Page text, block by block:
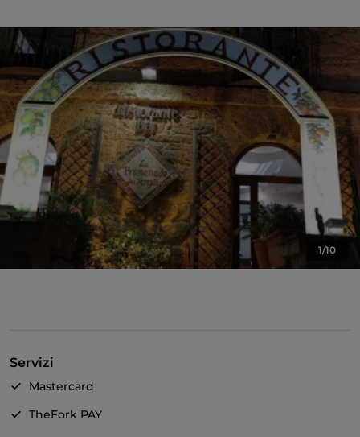
1/10
Servizi
Mastercard
TheFork PAY